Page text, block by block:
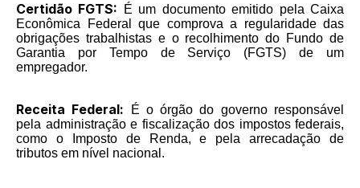
Certidão FGTS: É um documento emitido pela Caixa
Econômica Federal que comprova a regularidade das
obrigações trabalhistas e o recolhimento do Fundo de
Garantia por Tempo de Serviço (FGTS) de um
empregador.
Receita Federal: É o órgão do governo responsável
pela administração e fiscalização dos impostos federais,
como o Imposto de Renda, e pela arrecadação de
tributos em nível nacional.